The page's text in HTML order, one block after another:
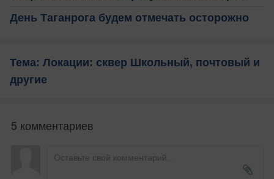
День Таганрога будем отмечать осторожно
Тема: Локации: сквер Школьный, почтовый и
другие
5 комментариев